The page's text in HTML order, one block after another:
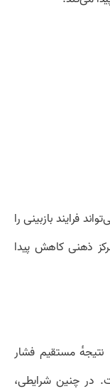
فرایند بازبینی را
ذهنی کاهش پیدا
مستقیم فشار
در چنین شرایطی،